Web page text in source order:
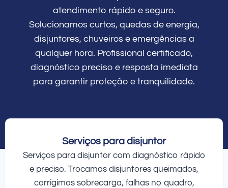
atendimento rápido e seguro.
Solucionamos curtos, quedas de energia,
disjuntores, chuveiros e emergências a
qualquer hora. Profissional certificado,
diagnóstico preciso e resposta imediata
para garantir proteção e tranquilidade.
Serviços para disjuntor
Serviços para disjuntor com diagnóstico rápido
e preciso. Trocamos disjuntores queimados,
corrigimos sobrecarga, falhas no quadro,